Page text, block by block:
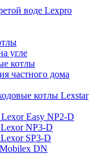
воде Lexpro
угле
котлы
частного дома
котлы Lexstar
Easy NP2-D
NP3-D
SP3-D
DN